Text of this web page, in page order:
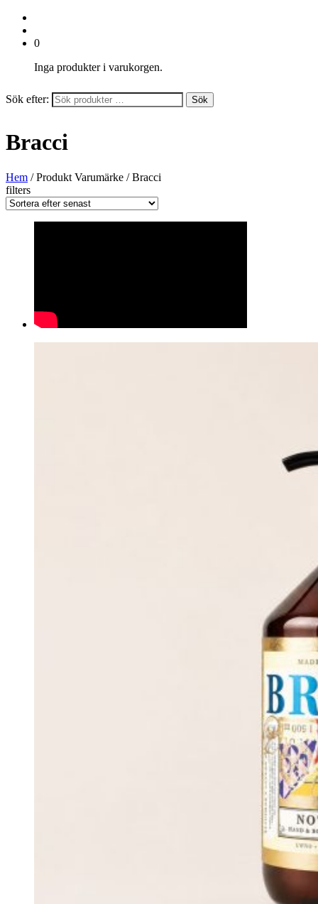
0
Inga produkter i varukorgen.
Sök efter: Sök
Bracci
Hem / Produkt Varumärke / Bracci
filters